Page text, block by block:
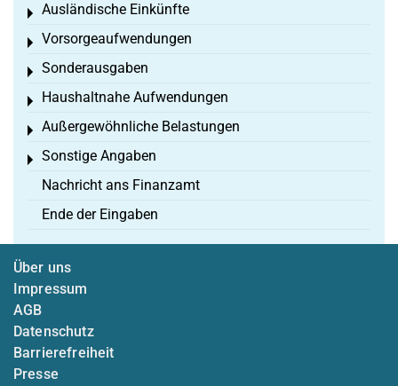
Ausländische Einkünfte
Toggle menu
Vorsorgeaufwendungen
Toggle menu
Sonderausgaben
Toggle menu
Haushaltnahe Aufwendungen
Toggle menu
Außergewöhnliche Belastungen
Toggle menu
Sonstige Angaben
Toggle menu
Nachricht ans Finanzamt
Ende der Eingaben
Über uns
Impressum
AGB
Datenschutz
Barrierefreiheit
Presse